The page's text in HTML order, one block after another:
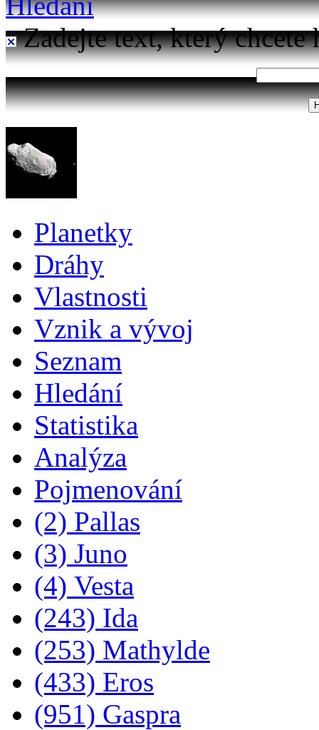
Zadejte text, který chcete
Planetky
Dráhy
Vlastnosti
Vznik a vývoj
Seznam
Hledání
Statistika
Analýza
Pojmenování
(2) Pallas
(3) Juno
(4) Vesta
(243) Ida
(253) Mathylde
(433) Eros
(951) Gaspra